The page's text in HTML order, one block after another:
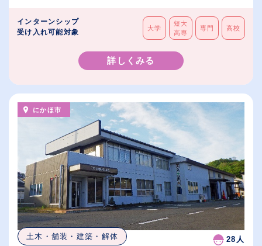
インターンシップ
受け入れ可能対象
大学
短大
高専
専門 高校
詳しくみる
にかほ市
土木・舗装・建築・解体 28人